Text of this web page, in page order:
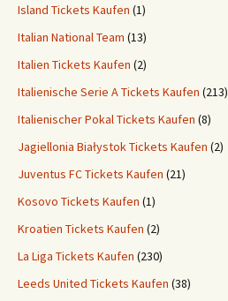
Island Tickets Kaufen (1)
Italian National Team (13)
Italien Tickets Kaufen (2)
Italienische Serie A Tickets Kaufen (213)
Italienischer Pokal Tickets Kaufen (8)
Jagiellonia Białystok Tickets Kaufen (2)
Juventus FC Tickets Kaufen (21)
Kosovo Tickets Kaufen (1)
Kroatien Tickets Kaufen (2)
La Liga Tickets Kaufen (230)
Leeds United Tickets Kaufen (38)